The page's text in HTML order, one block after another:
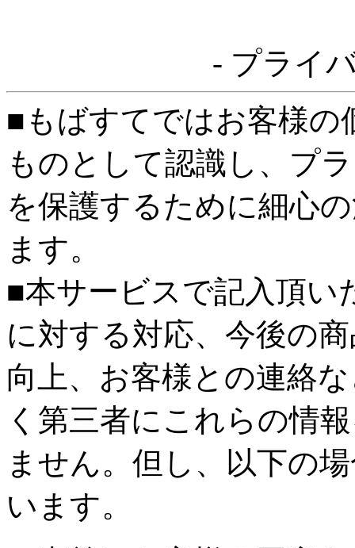
- プライ
■もばすてではお客様の
ものとして認識し、プ
を保護するために細心
ます。
■本サービスで記入頂い
に対する対応、今後の
向上、お客様との連絡
く第三者にこれらの情
ません。但し、以下の
います。